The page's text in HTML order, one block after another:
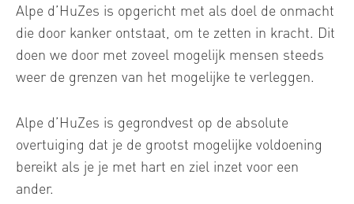
Alpe d’HuZes is opgericht met als doel de onmacht
die door kanker ontstaat, om te zetten in kracht. Dit
doen we door met zoveel mogelijk mensen steeds
weer de grenzen van het mogelijke te verleggen.
Alpe d’HuZes is gegrondvest op de absolute
overtuiging dat je de grootst mogelijke voldoening
bereikt als je je met hart en ziel inzet voor een
ander.